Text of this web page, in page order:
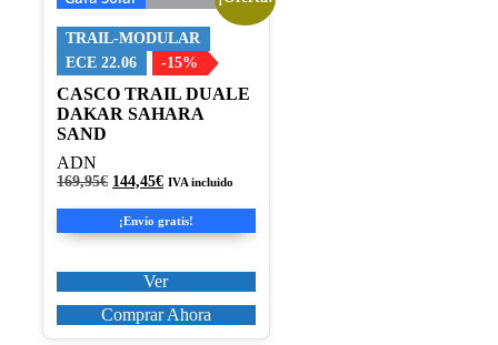
TRAIL-MODULAR
ECE 22.06
-15%
CASCO TRAIL DUALE
DAKAR SAHARA
SAND
ADN
169,95€ El
original
era:
144,45€El
actual
es:
IVA incluido
¡Envío gratis!
Ver
tiene
múltiples
variantes.
Las
opciones
se
pueden
elegir
página
Comprar Ahora